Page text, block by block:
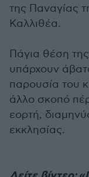
της Παναγίας
Καλλιθέα.
Πάγια θέση
υπάρχουν
παρουσία του
άλλο σκοπό
εορτή,
εκκλησίας.